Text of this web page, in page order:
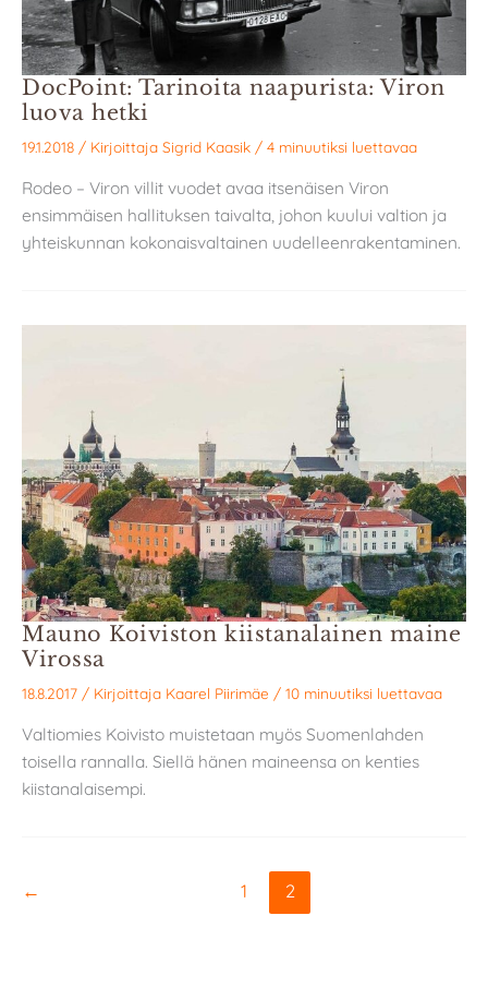
DocPoint: Tarinoita naapurista: Viron
luova hetki
19.1.2018 / Kirjoittaja Sigrid Kaasik / 4 minuutiksi luettavaa
Rodeo – Viron villit vuodet avaa itsenäisen Viron
ensimmäisen hallituksen taivalta, johon kuului valtion ja
yhteiskunnan kokonaisvaltainen uudelleenrakentaminen.
Mauno Koiviston kiistanalainen maine
Virossa
18.8.2017 / Kirjoittaja Kaarel Piirimäe / 10 minuutiksi luettavaa
Valtiomies Koivisto muistetaan myös Suomenlahden
toisella rannalla. Siellä hänen maineensa on kenties
kiistanalaisempi.
← 1 2